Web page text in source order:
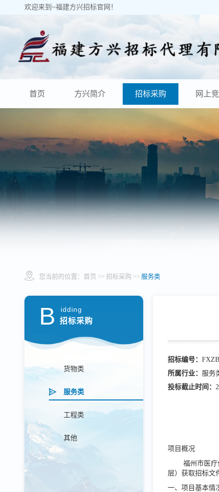
欢迎来到~福建方兴招标官网！
首页 方兴简介 招标采购 网上
您当前的位置： 首页 >> 招标采购 >> 服务类
B idding
招标采购
货物类
服务类
工程类
其他
招标编号：
所属行业： 服务
投标截止时间：
项目概况
福州市医
层）获取招标文
一、项目基本情